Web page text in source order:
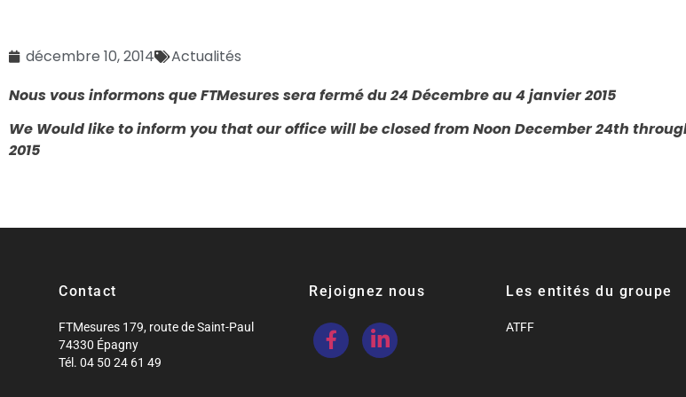
décembre 10, 2014
Actualités
Nous vous informons que FTMesures sera fermé du 24 Décembre au 4 janvier 2015
We Would like to inform you that our office will be closed from Noon December 24th
2015
Contact
FTMesures 179, route de Saint-Paul
74330 Épagny
Tél. 04 50 24 61 49
Rejoignez nous Les entités du groupe
ATFF